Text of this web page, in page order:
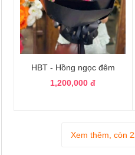
HBT - Hồng ngọc đêm
1,200,000 đ
Xem thêm, còn